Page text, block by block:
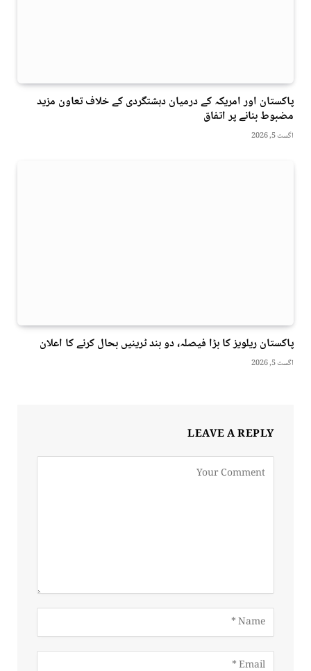
پاکستان اور امریکہ کے درمیان دہشتگردی کے خلاف تعاون مزید
مضبوط بنانے پر اتفاق
اگست 5, 2026
پاکستان ریلویز کا بڑا فیصلہ، دو بند ٹرینیں بحال کرنے کا اعلان
اگست 5, 2026
LEAVE A REPLY